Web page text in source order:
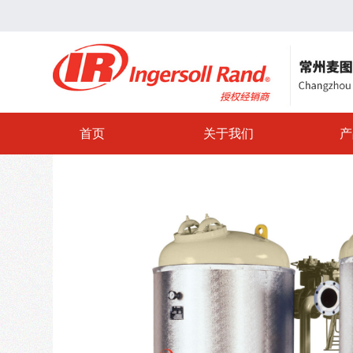
首页 关于我们